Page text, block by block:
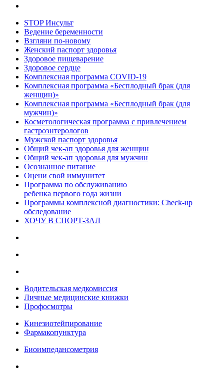
STOP Инсульт
Ведение беременности
Взгляни по-новому
Женский паспорт здоровья
Здоровое пищеварение
Здоровое сердце
Комплексная программа COVID-19
Комплексная программа «Бесплодный брак (для
женщин)»
Комплексная программа «Бесплодный брак (для
мужчин)»
Косметологическая программа с привлечением
гастроэнтерологов
Мужской паспорт здоровья
Общий чек-ап здоровья для женщин
Общий чек-ап здоровья для мужчин
Осознанное питание
Оцени свой иммунитет
Программа по обслуживанию
ребенка первого года жизни
Программы комплексной диагностики: Check-up
обследование
ХОЧУ В CПОРТ-ЗАЛ
Водительская медкомиссия
Личные медицинские книжки
Профосмотры
Кинезиотейпирование
Фармакопунктура
Биоимпедансометрия